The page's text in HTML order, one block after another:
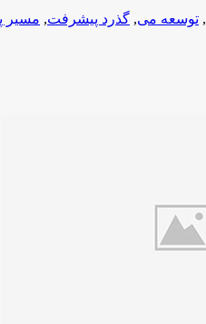
, توسعه می, گذرد پیشرفت, مسیر